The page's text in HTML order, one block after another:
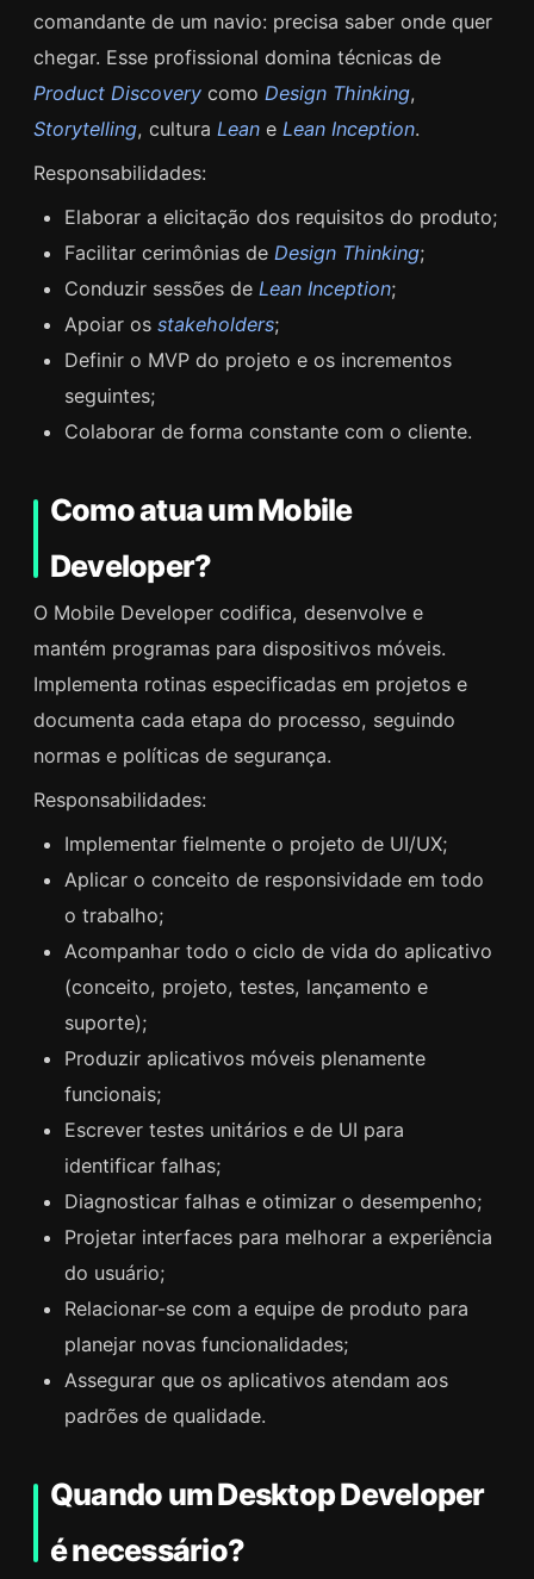
comandante de um navio: precisa saber onde quer
chegar. Esse profissional domina técnicas de
Product Discovery como Design Thinking,
Storytelling, cultura Lean e Lean Inception.
Responsabilidades:
Elaborar a elicitação dos requisitos do produto;
Facilitar cerimônias deDesign Thinking;
Conduzir sessões deLean Inception;
Apoiar osstakeholders;
Definir o MVP do projeto e os incrementos
seguintes;
Colaborar de forma constante com o cliente.
Como atua um Mobile
Developer?
O Mobile Developer codifica, desenvolve e
mantém programas para dispositivos móveis.
Implementa rotinas especificadas em projetos e
documenta cada etapa do processo, seguindo
normas e políticas de segurança.
Responsabilidades:
Implementar fielmente o projeto de UI/UX;
Aplicar o conceito de responsividade em todo
o trabalho;
Acompanhar todo o ciclo de vida do aplicativo
(conceito, projeto, testes, lançamento e
suporte);
Produzir aplicativos móveis plenamente
funcionais;
Escrever testes unitários e de UI para
identificar falhas;
Diagnosticar falhas e otimizar o desempenho;
Projetar interfaces para melhorar a experiência
do usuário;
Relacionar-se com a equipe de produto para
planejar novas funcionalidades;
Assegurar que os aplicativos atendam aos
padrões de qualidade.
Quando um Desktop Developer
é necessário?